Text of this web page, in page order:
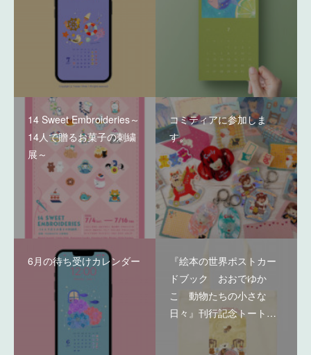
14 Sweet Embroideries～
14人で贈るお菓子の刺繍
展～
コミティアに参加しま
す。
6月の待ち受けカレンダー
『絵本の世界ポストカー
ドブック おおでゆか
こ 動物たちの小さな
日々』刊行記念トート…